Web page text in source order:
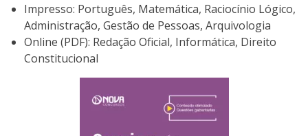
Impresso: Português, Matemática, Raciocínio Lógico,
Administração, Gestão de Pessoas, Arquivologia
Online (PDF): Redação Oficial, Informática, Direito
Constitucional